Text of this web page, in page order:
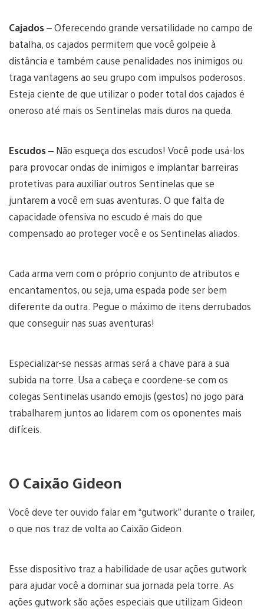
Cajados– Oferecendo grande versatilidade no campo de
batalha, os cajados permitem que você golpeie à
distância e também cause penalidades nos inimigos ou
traga vantagens ao seu grupo com impulsos poderosos.
Esteja ciente de que utilizar o poder total dos cajados é
oneroso até mais os Sentinelas mais duros na queda.
Escudos– Não esqueça dos escudos! Você pode usá-los
para provocar ondas de inimigos e implantar barreiras
protetivas para auxiliar outros Sentinelas que se
juntarem a você em suas aventuras. O que falta de
capacidade ofensiva no escudo é mais do que
compensado ao proteger você e os Sentinelas aliados.
Cada arma vem com o próprio conjunto de atributos e
encantamentos, ou seja, uma espada pode ser bem
diferente da outra. Pegue o máximo de itens derrubados
que conseguir nas suas aventuras!
Especializar-se nessas armas será a chave para a sua
subida na torre. Usa a cabeça e coordene-se com os
colegas Sentinelas usando emojis (gestos) no jogo para
trabalharem juntos ao lidarem com os oponentes mais
difíceis.
O Caixão Gideon
Você deve ter ouvido falar em “gutwork” durante o trailer,
o que nos traz de volta ao Caixão Gideon.
Esse dispositivo traz a habilidade de usar ações gutwork
para ajudar você a dominar sua jornada pela torre. As
ações gutwork são ações especiais que utilizam Gideon